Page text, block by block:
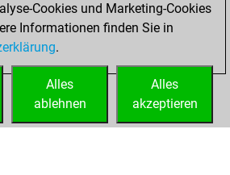
You played 1
games
Play
You scored +0
=0 -1 in blitz
Cookies und Marketing-Cookies
Informationen finden Sie in
.
Alles
akzeptieren
Alles
ablehnen